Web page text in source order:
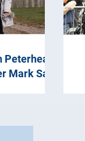
Mark Salt,